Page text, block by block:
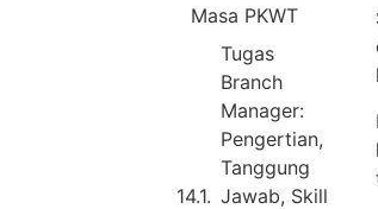
Masa PKWT
Tugas
Branch
Manager:
Pengertian,
Tanggung
Jawab, Skill